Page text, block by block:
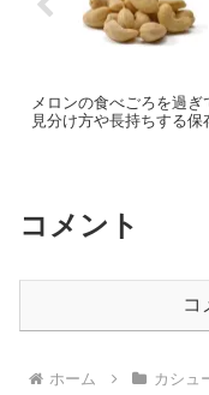
メロンの食べごろを過
見分け方や長持ちする保
コメント
コ
ホーム カシュ